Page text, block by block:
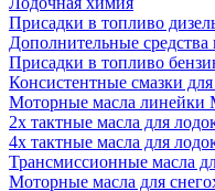
Присадки в топливо
Дополнительные средства
Присадки в топливо
Консистентные смазки
Моторные масла линейки
2х тактные масла для
4х тактные масла для
Трансмиссионные масла
Моторные масла для